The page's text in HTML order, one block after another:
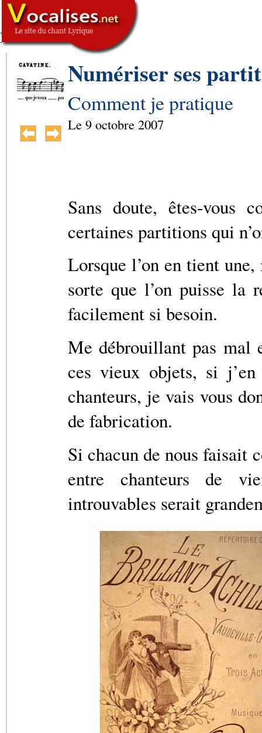
,
SIGNATURE
-->
Numériser ses
Comment je pratique
Le 9 octobre 2007
Sans doute, êtes-vous
certaines partitions qui
Lorsque l’on en tient
sorte que l’on puisse la
facilement si besoin.
Me débrouillant pas mal
ces vieux objets, si
chanteurs, je vais vous
de fabrication.
Si chacun de nous faisait
entre chanteurs de
introuvables serait